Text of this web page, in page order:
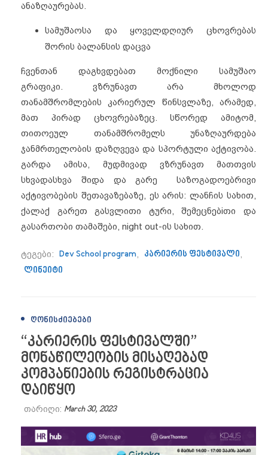
ანაზღაურებას.
სამუშაოსა და ყოველდღიურ ცხოვრებას
შორის ბალანსის დაცვა
ჩვენთან დაგხვდებათ მოქნილი სამუშაო
გრაფიკი. ვზრუნავთ არა მხოლოდ
თანამშრომლების კარიერულ წინსვლაზე, არამედ,
მათ პირად ცხოვრებაზეც. სწორედ ამიტომ,
თითოეულ თანამშრომელს უნაზღაურდება
ჯანმრთელობის დაზღვევა და სპორტული აქტივობა.
გარდა ამისა, მუდმივად ვზრუნავთ მათთვის
სხვადასხვა შიდა და გარე საზოგადოებრივი
აქტივობების შეთავაზებაზე, ეს არის: ლანჩის სახით,
ქალაქ გარეთ გასვლითი ტური, შემეცნებiთი და
გასართობი თამაშები, night out-ის სახით.
ტეგები: Dev School program, კარიერის ფესტივალი,
ლინეიტი
ᲦᲝᲜᲘᲡᲫᲘᲔᲑᲔᲑᲘ
“კარიერის ფესტივალში”
მონაწილეობის მისაღებად
კომპანიების რეგისტრაცია
დაიწყო
თარიღი: March 30, 2023